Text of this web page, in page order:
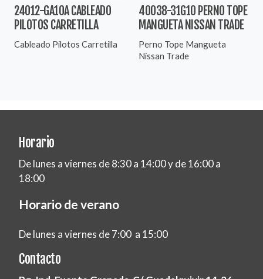
24012-GA10A CABLEADO
PILOTOS CARRETILLA
Cableado Pilotos Carretilla
40038-31G10 PERNO TOPE
MANGUETA NISSAN TRADE
Perno Tope Mangueta
Nissan Trade
Horario
De lunes a viernes de 8:30 a 14:00 y de 16:00 a
18:00
Horario de verano
De lunes a viernes de 7:00 a 15:00
Contacto